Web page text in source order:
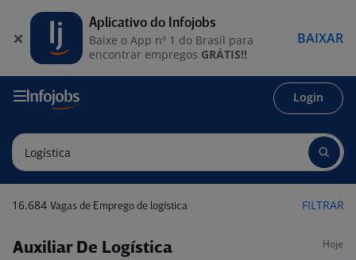
Login
16.684 Vagas de Emprego de logística FILTRAR
Auxiliar De Logística Hoje
Aplicativo do Infojobs
Baixe o App nº 1 do Brasil para
encontrar empregos GRÁTIS!!
BAIXAR